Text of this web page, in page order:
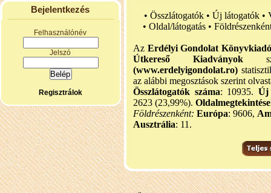
Bejelentkezés
Felhasználónév
Jelszó
Regisztrálok
• Összlátogatók • Új látogatók •
• Oldal/látogatás •
Az Erdélyi Gondolat
Útkereső Kiadványok
(www.erdelyigondolat.ro)
az alábbi megosztások szerint
Összlátogatók száma: 10935. Új
2623 (23,99%).
Földrészenként: Európa: 9606,
Ausztrália: 11.